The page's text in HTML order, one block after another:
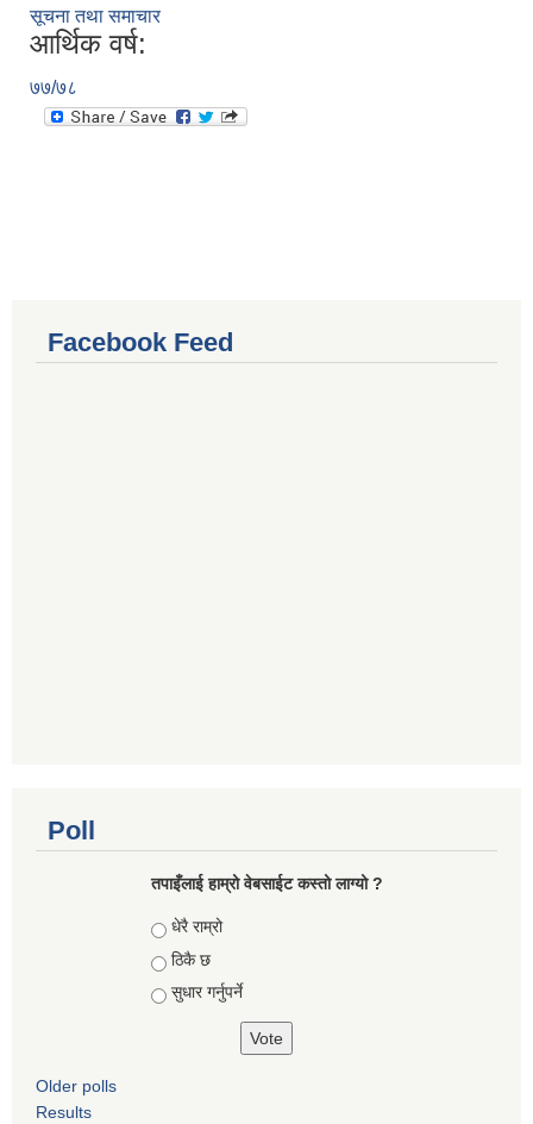
सूचना तथा समाचार
आर्थिक वर्ष:
७७/७८
Facebook Feed
Poll
तपाइँलाई हाम्रो वेबसाईट कस्तो लाग्यो ?
Choices
धेरै राम्रो
ठिकै छ
सुधार गर्नुपर्ने
Older polls
Results